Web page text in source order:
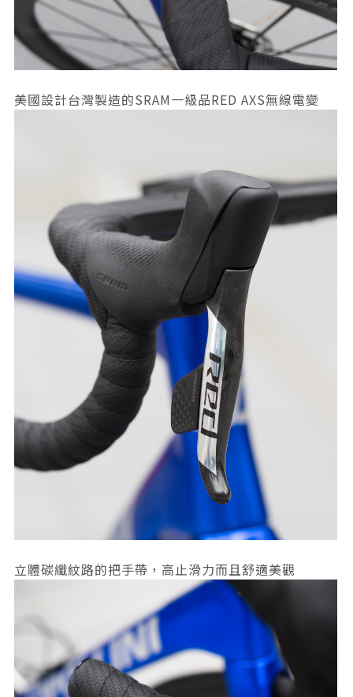
美國設計台灣製造的SRAM一級品RED AXS無線電變
立體碳纖紋路的把手帶，高止滑力而且舒適美觀